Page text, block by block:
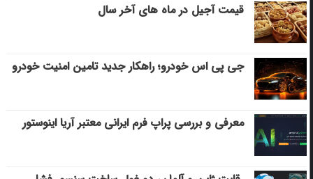
قیمت آجیل در ماه های آخر سال
جی پی اس خودرو؛ راهکار جدید تامین امنیت خودرو
معرفی و بررسی پراپ فرم ایرانی معتبر آریا اینوستور